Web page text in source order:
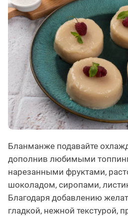
Бланманже подавайте
дополнив любимыми
нарезанными фруктами,
шоколадом, сиропами,
Благодаря добавлению
гладкой, нежной текстурой,